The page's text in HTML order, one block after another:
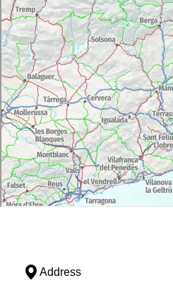
Address